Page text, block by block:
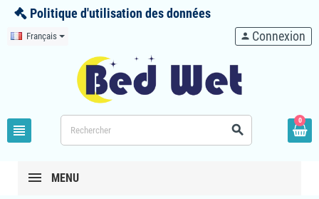
Politique d'utilisation des données
Français
view_headline search
person Connexion
0
MENU